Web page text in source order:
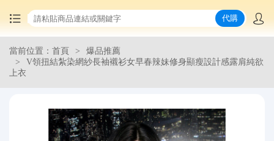
首頁
集運服務
代購
當前位置：首頁
爆品推薦
V領扭結紮染網紗長袖襯衫女早春辣妹修身顯瘦設計感露肩純欲
上衣